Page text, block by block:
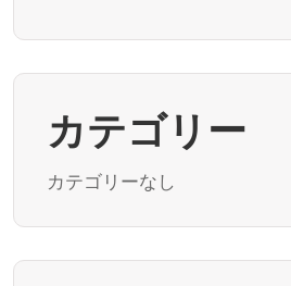
カテゴリー
カテゴリーなし